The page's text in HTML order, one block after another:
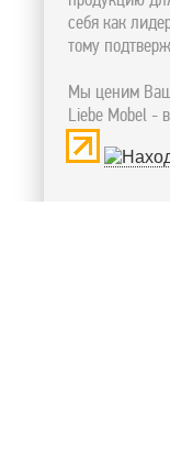
себя как
тому
Мы ценим
Liebe Mobel -